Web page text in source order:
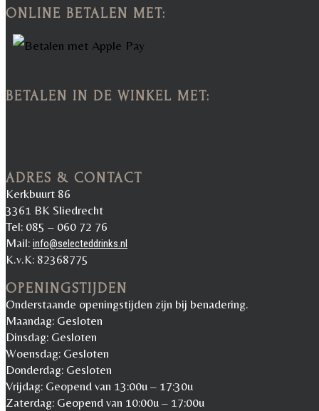
ONLINE BETALEN MET:
BETALEN IN DE WINKEL MET:
ADRES & CONTACT
Kerkbuurt 86
3361 BK Sliedrecht
Tel: 085 – 060 72 76
Mail: info@selecteddrinks.nl
K.v.K: 82368775
OPENINGSTIJDEN
Onderstaande openingstijden zijn bij benadering.
Maandag: Gesloten
Dinsdag: Gesloten
Woensdag: Gesloten
Donderdag: Gesloten
Vrijdag: Geopend van 13:00u – 17:30u
Zaterdag: Geopend van 10:00u – 17:00u